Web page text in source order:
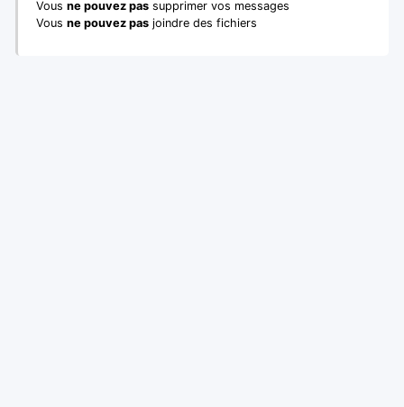
Vous ne pouvez pas supprimer vos messages
Vous ne pouvez pas joindre des fichiers